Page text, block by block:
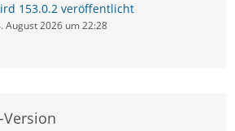
153.0.2 veröffentlicht
August 2026 um 22:28
Version